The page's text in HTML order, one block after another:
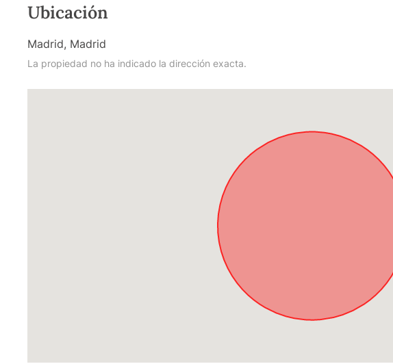
Ubicación
Madrid, Madrid
La propiedad no ha indicado la dirección exacta.